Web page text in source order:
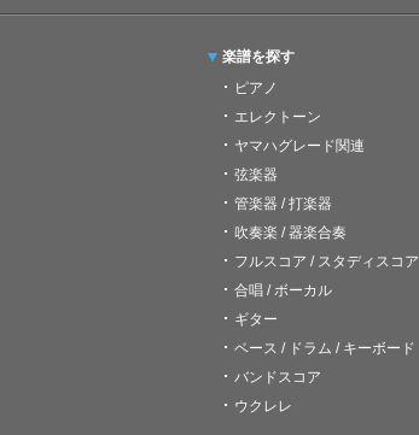
楽譜を探す
ピアノ
エレクトーン
ヤマハグレード関連
弦楽器
管楽器 / 打楽器
吹奏楽 / 器楽合奏
フルスコア / スタディスコア
合唱 / ボーカル
ギター
ベース / ドラム / キーボード
バンドスコア
ウクレレ